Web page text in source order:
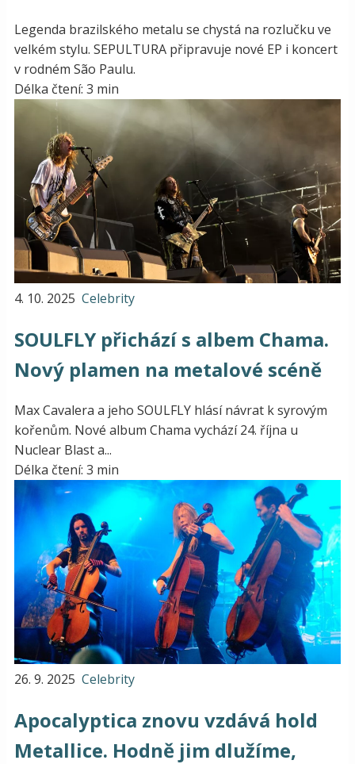
Legenda brazilského metalu se chystá na rozlučku ve
velkém stylu. SEPULTURA připravuje nové EP i koncert
v rodném São Paulu.
Délka čtení: 3 min
4. 10. 2025 Celebrity
SOULFLY přichází s albem Chama.
Nový plamen na metalové scéně
Max Cavalera a jeho SOULFLY hlásí návrat k syrovým
kořenům. Nové album Chama vychází 24. října u
Nuclear Blast a...
Délka čtení: 3 min
26. 9. 2025 Celebrity
Apocalyptica znovu vzdává hold
Metallice. Hodně jim dlužíme,